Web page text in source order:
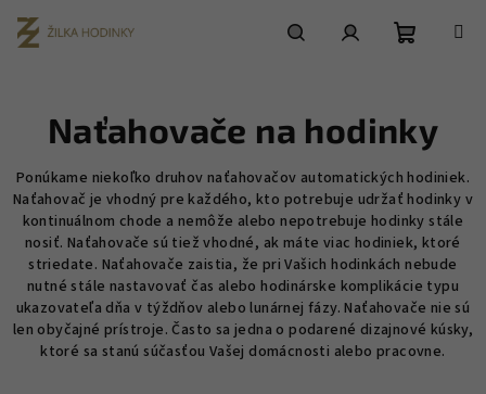
obsah
košík
Naťahovače na hodinky
Ponúkame niekoľko druhov naťahovačov automatických hodiniek.
Naťahovač je vhodný pre každého, kto potrebuje udržať hodinky v
kontinuálnom chode a nemôže alebo nepotrebuje hodinky stále
nosiť. Naťahovače sú tiež vhodné, ak máte viac hodiniek, ktoré
striedate. Naťahovače zaistia, že pri Vašich hodinkách nebude
nutné stále nastavovať čas alebo hodinárske komplikácie typu
ukazovateľa dňa v týždňov alebo lunárnej fázy. Naťahovače nie sú
len obyčajné prístroje. Často sa jedna o podarené dizajnové kúsky,
ktoré sa stanú súčasťou Vašej domácnosti alebo pracovne.